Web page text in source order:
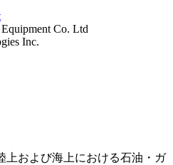
Equipment Co. Ltd
Inc.
上および海上における石油・ガ